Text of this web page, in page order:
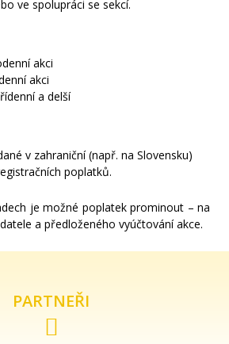
ve spolupráci se sekcí.
akci
akci
a delší
v zahraniční (např. na Slovensku)
poplatků.
je možné poplatek prominout – na
a předloženého vyúčtování akce.
PARTNEŘI